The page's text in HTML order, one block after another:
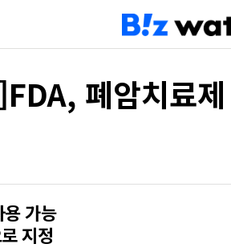
폐암치료
가능
지정